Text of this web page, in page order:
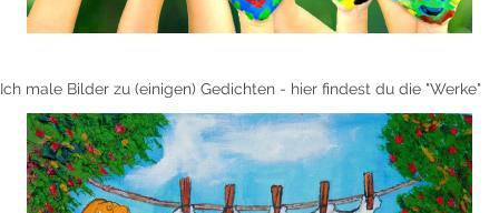
Ich male Bilder zu (einigen) Gedichten - hier findest du die "Werke"